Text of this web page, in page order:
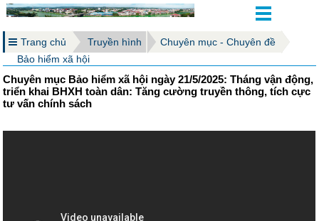
Trang chủ Truyền hình
Chuyên mục - Chuyên đề
Bảo hiểm xã hội
Chuyên mục Bảo hiểm xã hội ngày 21/5/2025: Tháng vận động,
triển khai BHXH toàn dân: Tăng cường truyền thông, tích cực
tư vấn chính sách